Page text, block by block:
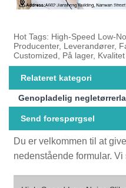
Hot Tags: High-Speed ​​Low-
Producenter, Leverandører,
Customized, På lager, Kvalitet
Relateret kategori
Genopladelig
Send forespørgsel
Du er velkommen til at
nedenstående formular.